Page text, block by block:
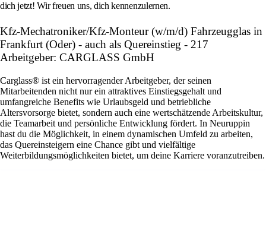
dich jetzt! Wir freuen uns, dich kennenzulernen.
Kfz-Mechatroniker/Kfz-Monteur (w/m/d) Fahrzeugglas in
Frankfurt (Oder) - auch als Quereinstieg - 217
Arbeitgeber: CARGLASS GmbH
Carglass® ist ein hervorragender Arbeitgeber, der seinen
Mitarbeitenden nicht nur ein attraktives Einstiegsgehalt und
umfangreiche Benefits wie Urlaubsgeld und betriebliche
Altersvorsorge bietet, sondern auch eine wertschätzende Arbeitskultur,
die Teamarbeit und persönliche Entwicklung fördert. In Neuruppin
hast du die Möglichkeit, in einem dynamischen Umfeld zu arbeiten,
das Quereinsteigern eine Chance gibt und vielfältige
Weiterbildungsmöglichkeiten bietet, um deine Karriere voranzutreiben.